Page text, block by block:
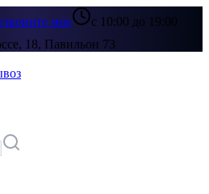
мне
с 10:00 до 19:00
18, Павильон 73